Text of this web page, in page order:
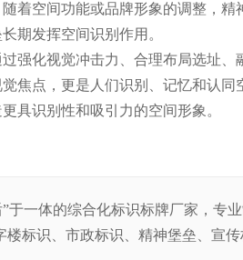
着空间功能或品牌形象的调整，精
期发挥空间识别作用。
强化视觉冲击力、合理布局选址、
焦点，更是人们识别、记忆和认同
具识别性和吸引力的空间形象。
一体的综合化标识标牌厂家，专
标识、市政标识、精神堡垒、宣